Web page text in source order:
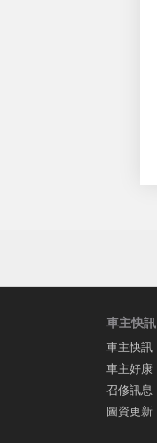
車主快訊
車主快訊
車主好康
召修訊息
圖資更新